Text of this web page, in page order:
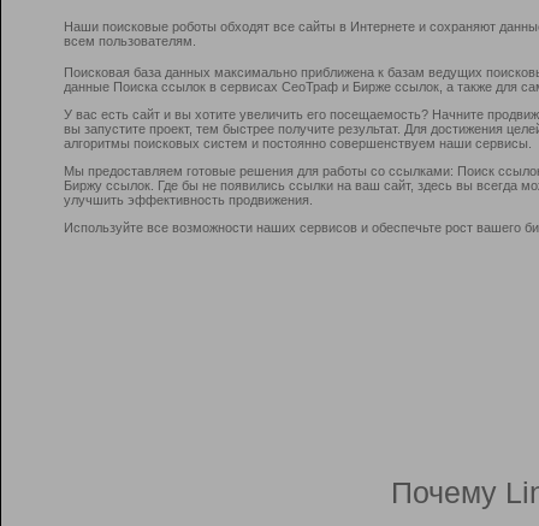
Наши поисковые роботы обходят все сайты в Интернете и сохраняют
всем пользователям.
Поисковая база данных максимально приближена к базам ведущих
данные Поиска ссылок в сервисах СеоТраф и Бирже ссылок, а также для
У вас есть сайт и вы хотите увеличить его посещаемость? Начните
вы запустите проект, тем быстрее получите результат. Для достижения
алгоритмы поисковых систем и постоянно совершенствуем наши сервисы.
Мы предоставляем готовые решения для работы со ссылками: Поиск
Биржу ссылок. Где бы не появились ссылки на ваш сайт, здесь вы всегда
улучшить эффективность продвижения.
Используйте все возможности наших сервисов и обеспечьте рост вашего
Почему